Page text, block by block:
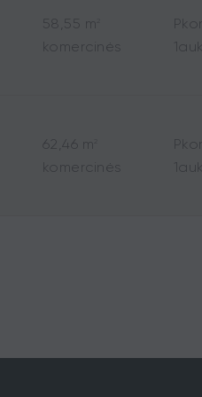
58,55 m
komercinės
P
1
62,46 m
komercinės
P
1